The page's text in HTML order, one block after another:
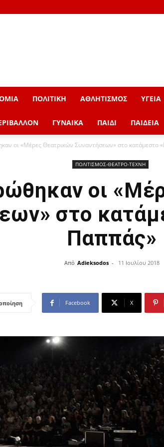
ΠΟΛΙΤΙΚΗ ΑΘΛΗΤΙΣΜΟΣ ΥΓΕΙΑ
ΓΥΝΑΙΚΑ ΠΑΙΔΙ ΠΑΙΔΕΙΑ
οι «Μέρες Θεατρικών Συναντήσεων» στο κατάμεστο
ΠΟΛΙΤΙΣΜΟΣ-ΘΕΑΤΡΟ-ΤΕΧΝΗ
οι
στο
Παππάς»
Από Adieksodos - 11 Ιουλίου 2018
Facebook X